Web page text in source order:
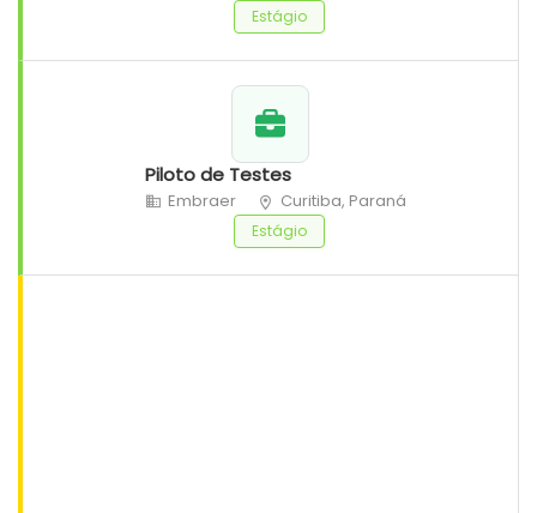
Estágio
Piloto de Testes
Embraer Curitiba, Paraná
Estágio